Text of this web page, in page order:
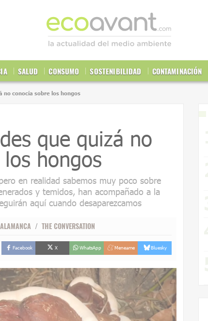
SALUD CONSUMO SOSTENIBILIDAD CONTAMINACIÓN
no conocía sobre los hongos
que quizá no
hongos
en realidad sabemos muy poco sobre
y temidos, han acompañado a la
aquí cuando desaparezcamos
/ THE CONVERSATION
Facebook X WhatsApp Meneame Bluesky